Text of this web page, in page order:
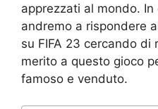
apprezzati al mondo.
andremo a rispondere
su FIFA 23 cercando
merito a questo gioco
famoso e venduto.